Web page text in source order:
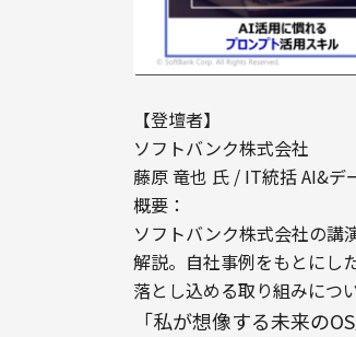
【登壇者】
ソフトバンク株式会社
藤原 竜也 氏 / IT統括 AI&デ
概要：
ソフトバンク株式会社の講
解説。自社事例をもとにし
落とし込める取り組みにつ
「私が想像する未来のOS